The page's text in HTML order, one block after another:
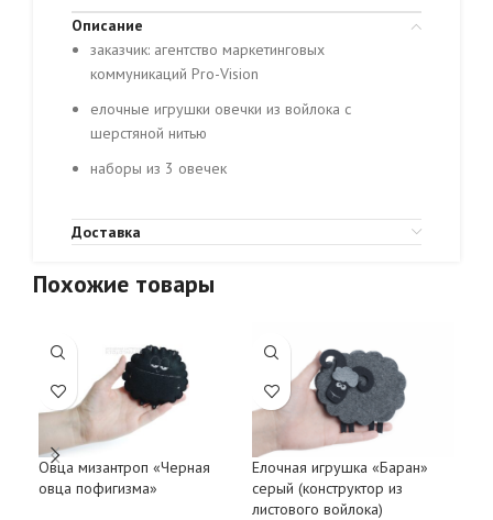
Описание
заказчик: агентство маркетинговых
коммуникаций Pro-Vision
елочные игрушки овечки из войлока с
шерстяной нитью
наборы из 3 овечек
Доставка
Похожие товары
Овца мизантроп «Черная
овца пофигизма»
Елочная игрушка «Баран»
серый (конструктор из
листового войлока)